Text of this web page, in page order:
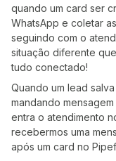
quando um card ser
WhatsApp e coletar
seguindo com o
situação diferente
tudo conectado!
Quando um lead
mandando
entra o atendimento
recebermos uma
após um card no